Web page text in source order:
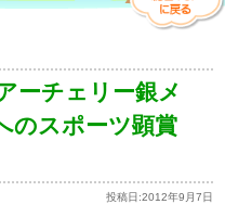
ーチェリー銀メ
のスポーツ顕賞
投稿日:2012年9月7日